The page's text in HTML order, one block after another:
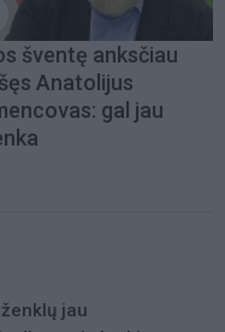
šventę anksčiau
Anatolijus
gal jau
jau